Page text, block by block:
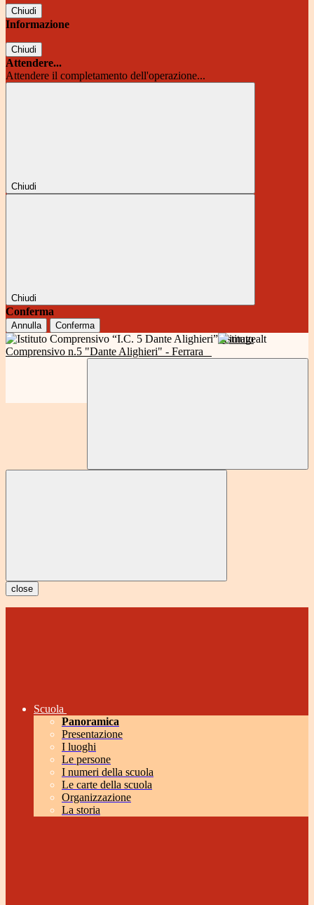
Chiudi
Informazione
Chiudi
Attendere...
Attendere il completamento dell'operazione...
Chiudi
Chiudi
Conferma
Annulla Conferma
Istituto
Comprensivo n.5 "Dante Alighieri" - Ferrara
close
Scuola
Panoramica
Presentazione
I luoghi
Le persone
I numeri della scuola
Le carte della scuola
Organizzazione
La storia